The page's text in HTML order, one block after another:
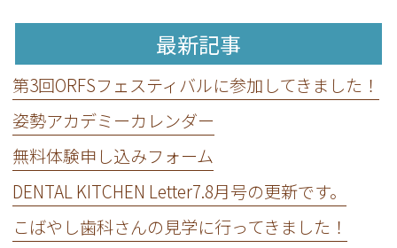
最新記事
第3回ORFSフェスティバルに参加してきました！
姿勢アカデミーカレンダー
無料体験申し込みフォーム
DENTAL KITCHEN Letter7.8月号の更新です。
こばやし歯科さんの見学に行ってきました！